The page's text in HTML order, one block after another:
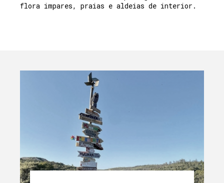
flora impares, praias e aldeias de interior.